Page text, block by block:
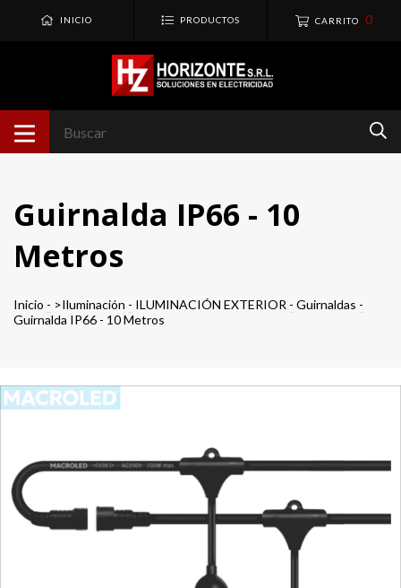
INICIO PRODUCTOS CARRITO 0
Guirnalda IP66 - 10
Metros
Inicio - >Iluminación - ILUMINACIÓN EXTERIOR - Guirnaldas -
Guirnalda IP66 - 10 Metros